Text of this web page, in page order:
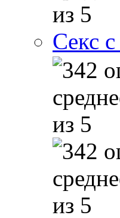
Секс